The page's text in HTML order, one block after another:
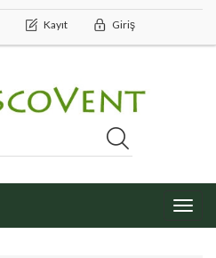
Kayıt Giriş